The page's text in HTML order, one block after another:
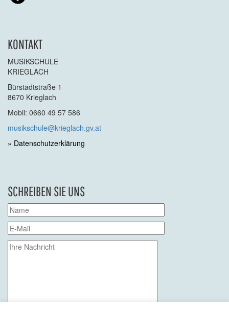
KONTAKT
MUSIKSCHULE
KRIEGLACH
Bürstadtstraße 1
8670 Krieglach
Mobil: 0660 49 57 586
musikschule@krieglach.gv.at
» Datenschutzerklärung
SCHREIBEN SIE UNS